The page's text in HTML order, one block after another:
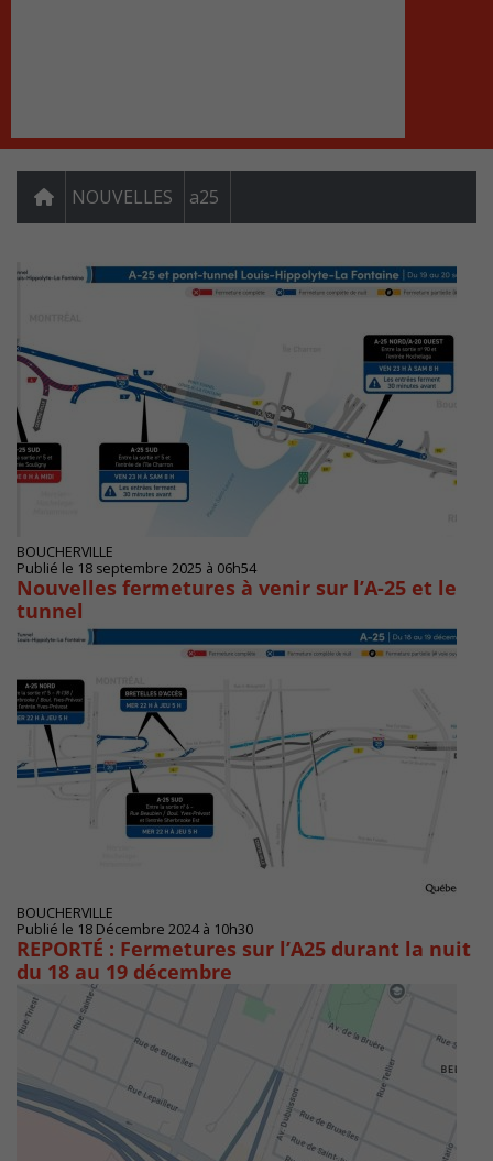
NOUVELLES a25
BOUCHERVILLE
Publié le 18 septembre 2025 à 06h54
Nouvelles fermetures à venir sur l’A-25 et le
tunnel
BOUCHERVILLE
Publié le 18 Décembre 2024 à 10h30
REPORTÉ : Fermetures sur l’A25 durant la nuit
du 18 au 19 décembre